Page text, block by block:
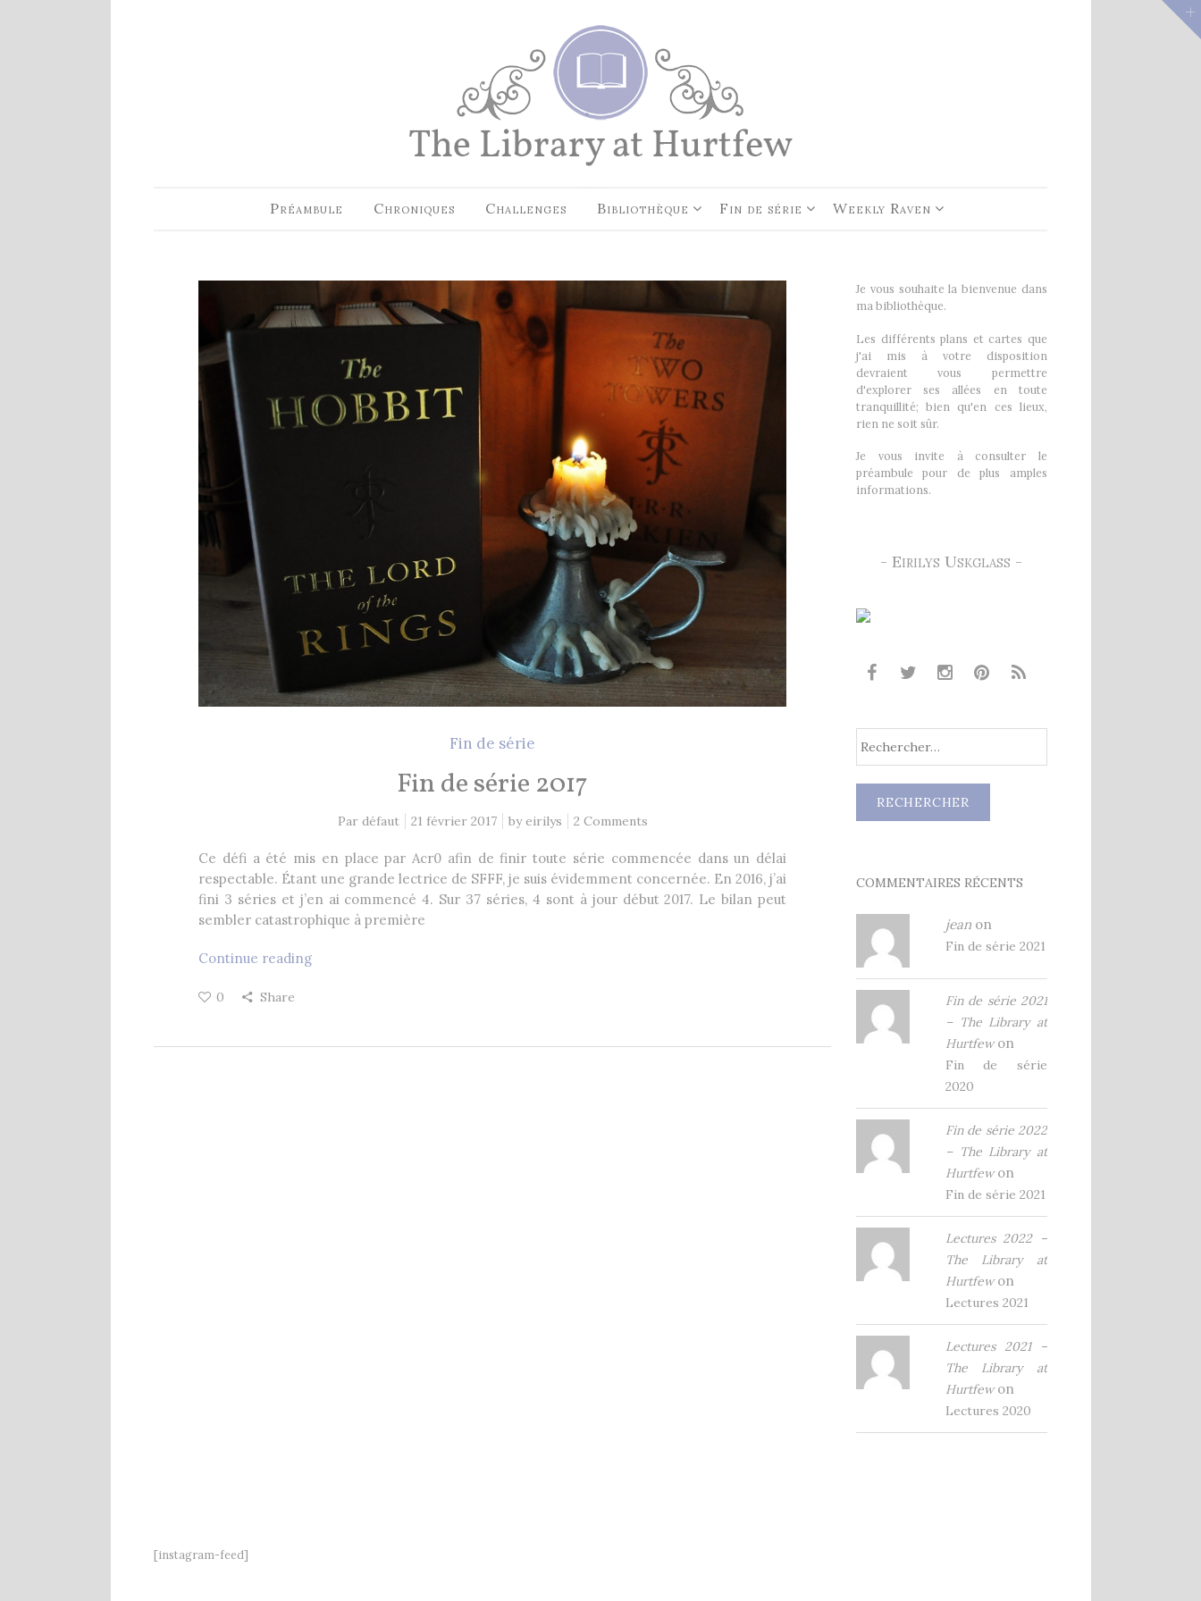
Fin de série 2021
26 mai 2021 2 Comments
Lectures 2020
8 décembre 2020 1 Comment
EN CE MOMENT, JE LIS…
Les Cités des Anciens, Intégrale 1
byRobin Hobb
Fantasy Art: Peindre Un Univers De
The Art of Heikala: Works and
RECHERCHE
Préambule Chroniques Challenges Bibliothèque Fin de série Weekly Raven
Fin de série
Fin de série 2017
Par défaut 21 février 2017 byeirilys 2 Comments
Ce défi a été mis en place par Acr0 afin de finir toute série commencée dans un délai
respectable. Étant une grande lectrice de SFFF, je suis évidemment concernée. En 2016, j’ai
fini 3 séries et j’en ai commencé 4. Sur 37 séries, 4 sont à jour début 2017. Le bilan peut
sembler catastrophique à première
Continue reading
0 Share
Je vous souhaite la bienvenue dans
ma bibliothèque.
Les différents plans et cartes que
j'ai mis à votre disposition
devraient vous permettre
d'explorer ses allées en toute
tranquillité; bien qu'en ces lieux,
rien ne soit sûr.
Je vous invite à consulter le
préambule pour de plus amples
informations.
- Eirilys Uskglass -
COMMENTAIRES RÉCENTS
jeanon
Fin de série 2021
Fin de série 2021
– The Library at
Hurtfewon
Fin de série
2020
Fin de série 2022
– The Library at
Hurtfewon
Fin de série 2021
Lectures 2022 –
The Library at
Hurtfewon
Lectures 2021
Lectures 2021 –
The Library at
Hurtfewon
Lectures 2020
[instagram-feed]